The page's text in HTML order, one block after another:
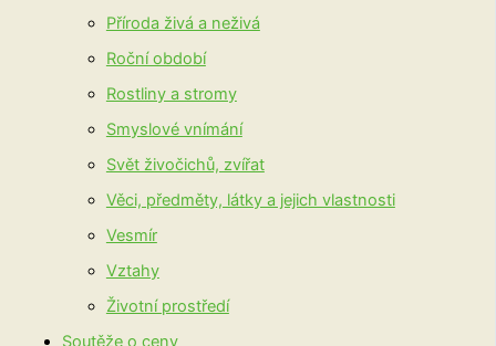
Příroda živá a neživá
Roční období
Rostliny a stromy
Smyslové vnímání
Svět živočichů, zvířat
Věci, předměty, látky a jejich vlastnosti
Vesmír
Vztahy
Životní prostředí
Soutěže o ceny